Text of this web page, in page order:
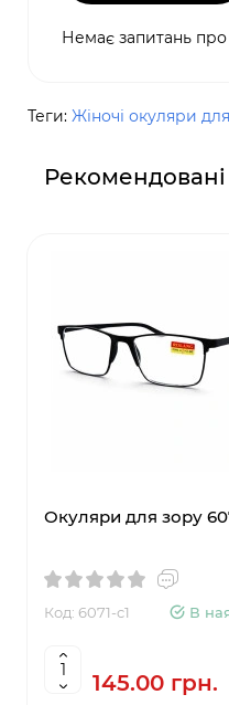
Немає запитань
Теги: Жіночі окуляри
Окуляри для зору
Код: 6071-c1 В
145.00 грн.